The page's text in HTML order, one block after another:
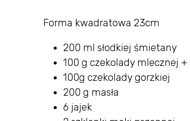
Forma kwadratowa 23cm
200 ml słodkiej śmietany
100 g czekolady mlecznej
100g czekolady gorzkiej
200 g masła
6 jajek